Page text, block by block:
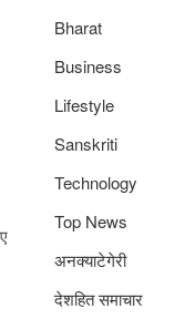
Bharat
Business
Lifestyle
Sanskriti
Technology
Top News
अनक्याटेगेरी
देशहित समाचार